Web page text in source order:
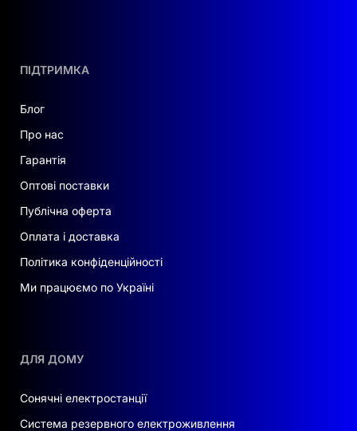
ПІДТРИМКА
Блог
Про нас
Гарантія
Оптові поставки
Публічна оферта
Оплата і доставка
Політика конфіденційності
Ми працюємо по Україні
ДЛЯ ДОМУ
Сонячні електростанції
Система резервного електроживлення